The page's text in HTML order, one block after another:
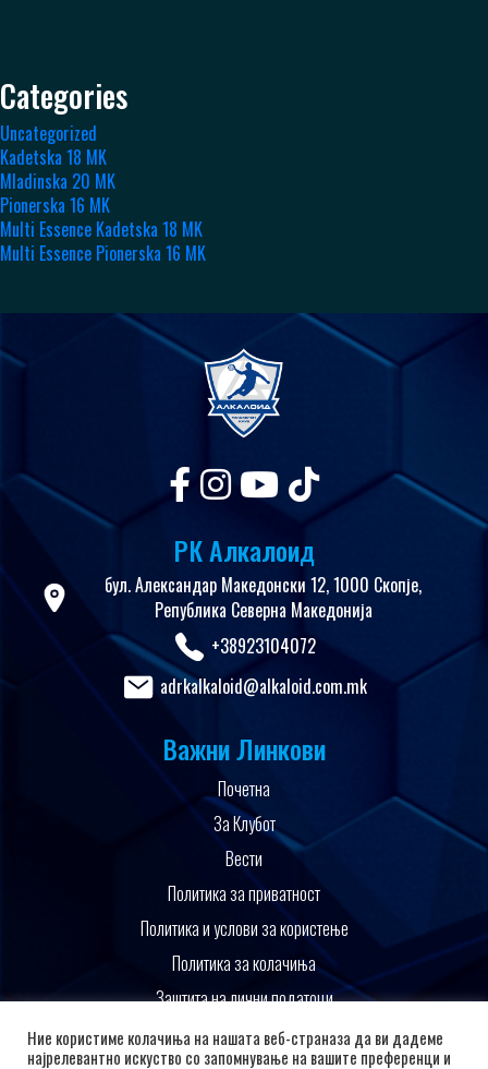
Categories
Uncategorized
Kadetska 18 MK
Mladinska 20 MK
Pionerska 16 MK
Multi Essence Kadetska 18 MK
Multi Essence Pionerska 16 MK
РК Алкалоид
бул. Александар Македонски 12, 1000 Скопје,
Република Северна Македонија
+38923104072
adrkalkaloid@alkaloid.com.mk
Важни Линкови
Почетна
За Клубот
Вести
Политика за приватност
Политика и услови за користење
Политика за колачиња
Заштита на лични податоци
Поддржано од
Ние користиме колачиња на нашата веб-страназа да ви дадеме
најрелевантно искуство со запомнување на вашите преференци и